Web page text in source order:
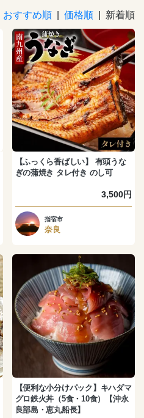
おすすめ順 価格順 | 新着順
【ふっくら香ばしい】 有頭うな
ぎの蒲焼き タレ付き のし可
3,500円
指宿市
奈良
【便利な小分けパック】キハダマ
グロ鉄火丼（5食・10食）【沖永
良部島・恵丸船長】